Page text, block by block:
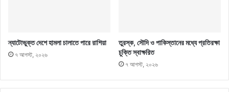
ন্যাটোভুক্ত দেশে হামলা চালাতে পারে রাশিয়া
৭ আগস্ট, ২০২৬
তুরস্ক, সৌদি ও পাকিস্তানের মধ্যে প্রতিরক্ষা
চুক্তি স্বাক্ষরিত
৭ আগস্ট, ২০২৬